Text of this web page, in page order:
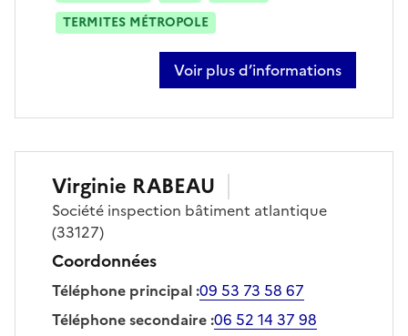
TERMITES MÉTROPOLE
Voir plus d’informations
sur françois lasret
Virginie RABEAU
Société inspection bâtiment atlantique
(33127)
Coordonnées
Téléphone principal:09 53 73 58 67
Téléphone secondaire:06 52 14 37 98